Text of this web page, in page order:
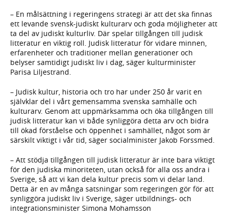
– En målsättning i regeringens strategi är att det ska finnas
ett levande svensk-judiskt kulturarv och goda möjligheter att
ta del av judiskt kulturliv. Där spelar tillgången till judisk
litteratur en viktig roll. Judisk litteratur för vidare minnen,
erfarenheter och traditioner mellan generationer och
belyser samtidigt judiskt liv i dag, säger kulturminister
Parisa Liljestrand.
– Judisk kultur, historia och tro har under 250 år varit en
självklar del i vårt gemensamma svenska samhälle och
kulturarv. Genom att uppmärksamma och öka tillgången till
judisk litteratur kan vi både synliggöra detta arv och bidra
till ökad förståelse och öppenhet i samhället, något som är
särskilt viktigt i vår tid, säger socialminister Jakob Forssmed.
– Att stödja tillgången till judisk litteratur är inte bara viktigt
för den judiska minoriteten, utan också för alla oss andra i
Sverige, så att vi kan dela kultur precis som vi delar land.
Detta är en av många satsningar som regeringen gör för att
synliggöra judiskt liv i Sverige, säger utbildnings- och
integrationsminister Simona Mohamsson